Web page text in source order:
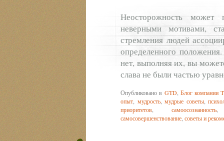
Неосторожность может
неверными мотивами,
стремления людей
определенного
нет, выполняя их, вы
слава не были частью
Опубликовано в GTD, Блог компании
опыт мудрость, мудрые советы,
приоритетов ,самоосознанность
самосовершенствование советы и